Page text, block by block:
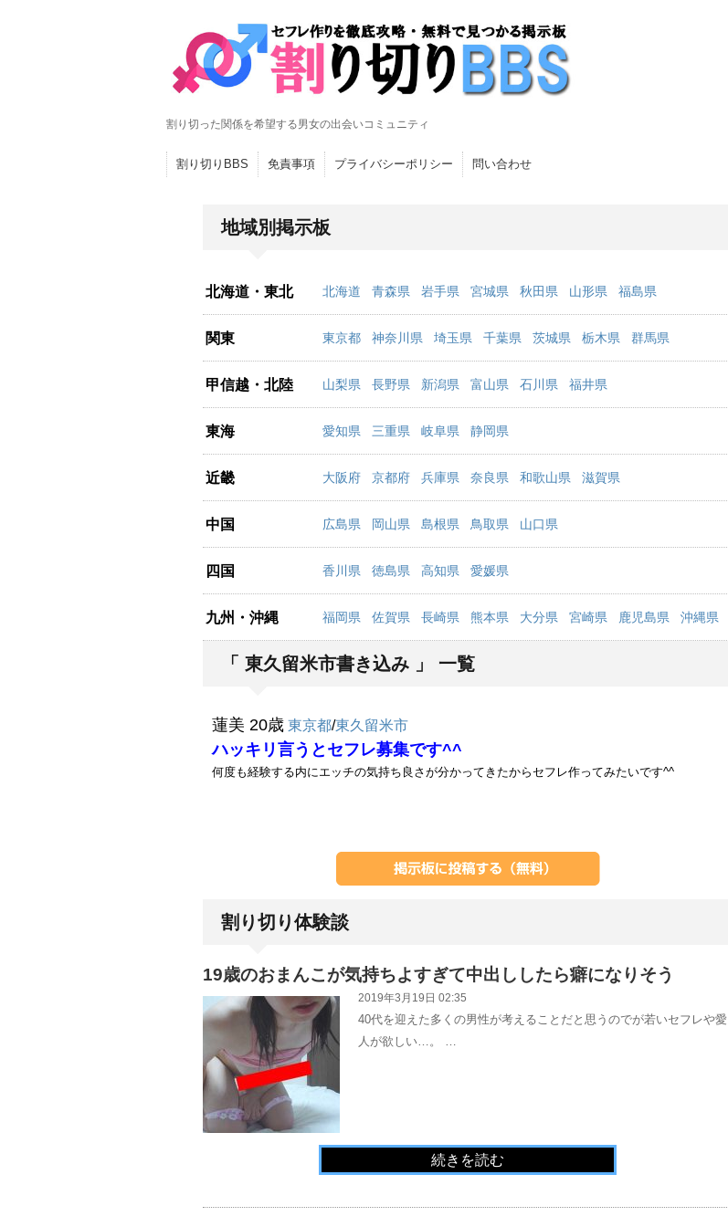
割り切った関係を希望する男女の出会いコミュニティ
割り切りBBS 免責事項 プライバシーポリシー 問い合わせ
地域別掲示板
北海道・東北 北海道 青森県 岩手県 宮城県 秋田県 山形県 福島県
関東 東京都 神奈川県 埼玉県 千葉県 茨城県 栃木県 群馬県
甲信越・北陸 山梨県 長野県 新潟県 富山県 石川県 福井県
東海 愛知県 三重県 岐阜県 静岡県
近畿 大阪府 京都府 兵庫県 奈良県 和歌山県 滋賀県
中国 広島県 岡山県 島根県 鳥取県 山口県
四国 香川県 徳島県 高知県 愛媛県
九州・沖縄 福岡県 佐賀県 長崎県 熊本県 大分県 宮崎県 鹿児島県 沖縄県
「 東久留米市書き込み 」 一覧
蓮美 20歳 東京都/東久留米市
ハッキリ言うとセフレ募集です^^
何度も経験する内にエッチの気持ち良さが分かってきたからセフレ作ってみたいです^^
割り切り体験談
19歳のおまんこが気持ちよすぎて中出ししたら癖になりそう
2019年3月19日 02:35
40代を迎えた多くの男性が考えることだと思うのでが若いセフレや愛
人が欲しい…。 …
続きを読む